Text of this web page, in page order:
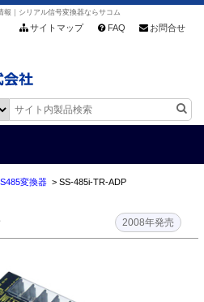
報｜シリアル信号変換器ならサコム
サイトマップ FAQ お問合せ
HOME
変換器> SS-485i-TR-ADP
2008年発売